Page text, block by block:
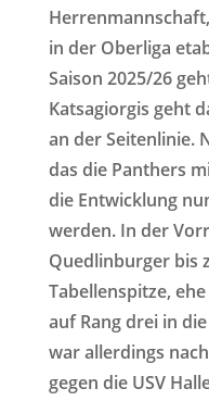
in der Oberliga
Saison 2025/26
Katsagiorgis geht
an der Seitenlinie.
das die Panthers
die Entwicklung
werden. In der
Quedlinburger bis
Tabellenspitze,
auf Rang drei in
war allerdings
gegen die USV